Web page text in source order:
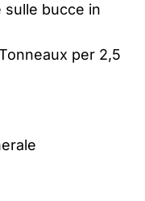
bucce in
per 2,5